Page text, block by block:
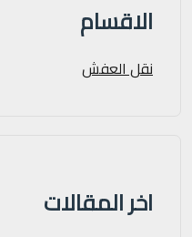
الاقسام
نقل العفش
اخر المقالات